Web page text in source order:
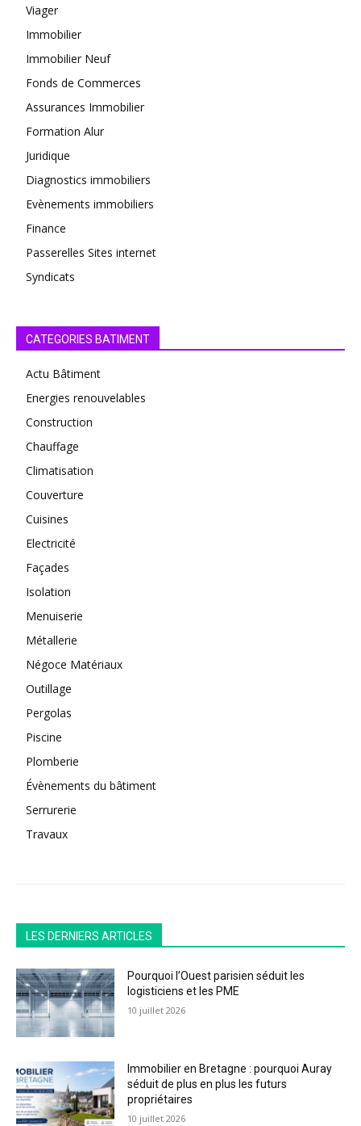
Viager
Immobilier
Immobilier Neuf
Fonds de Commerces
Assurances Immobilier
Formation Alur
Juridique
Diagnostics immobiliers
Evènements immobiliers
Finance
Passerelles Sites internet
Syndicats
CATEGORIES BATIMENT
Actu Bâtiment
Energies renouvelables
Construction
Chauffage
Climatisation
Couverture
Cuisines
Electricité
Façades
Isolation
Menuiserie
Métallerie
Négoce Matériaux
Outillage
Pergolas
Piscine
Plomberie
Évènements du bâtiment
Serrurerie
Travaux
LES DERNIERS ARTICLES
Pourquoi l’Ouest parisien séduit les
logisticiens et les PME
10 juillet 2026
Immobilier en Bretagne : pourquoi Auray
séduit de plus en plus les futurs
propriétaires
10 juillet 2026